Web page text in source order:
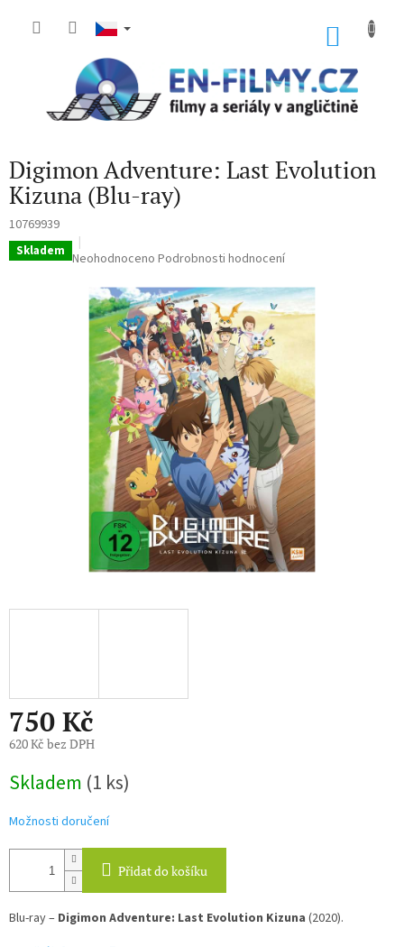
Digimon Adventure: Last Evolution
Kizuna (Blu-ray)
10769939
Skladem Průměrné
produktu
hvězdiček.
Neohodnoceno Podrobnosti hodnocení
750 Kč
620 Kč bez DPH
cena:
Skladem (1 ks)
Možnosti doručení
Přidat do košíku
Blu-ray – Digimon Adventure: Last Evolution Kizuna (2020).